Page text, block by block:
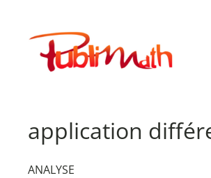
contenuPublimath
application
ANALYSE